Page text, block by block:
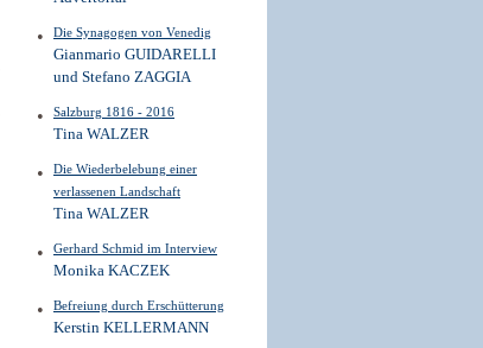
Die Synagogen von Venedig
Gianmario GUIDARELLI
und Stefano ZAGGIA
Salzburg 1816 - 2016
Tina WALZER
Die Wiederbelebung einer
verlassenen Landschaft
Tina WALZER
Gerhard Schmid im Interview
Monika KACZEK
Befreiung durch Erschütterung
Kerstin KELLERMANN